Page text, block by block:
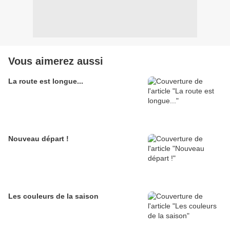
Vous aimerez aussi
La route est longue...
Nouveau départ !
Les couleurs de la saison